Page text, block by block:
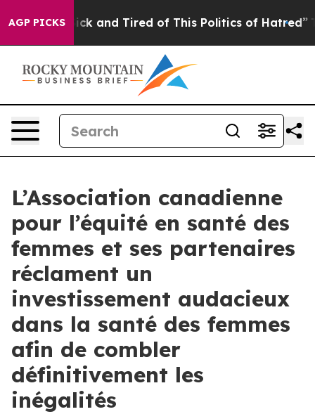
AGP PICKS
Sick and Tired of This Politics of Hatred” The
L’Association canadienne
pour l’équité en santé des
femmes et ses partenaires
réclament un
investissement audacieux
dans la santé des femmes
afin de combler
définitivement les
inégalités